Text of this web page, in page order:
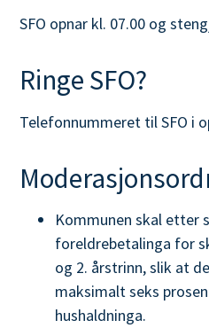
SFO opnar kl. 07.00 og
Ringe SFO?
Telefonnummeret til SFO i
Kommunen skal etter
foreldrebetalinga for
og 2. årstrinn, slik at
maksimalt seks
hushaldninga.